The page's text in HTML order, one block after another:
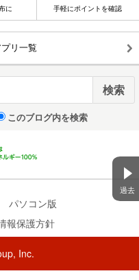
過去
に 手軽にポイントを確認
プリ一覧
このブログ内を検索
パソコン版
報保護方針
Inc.